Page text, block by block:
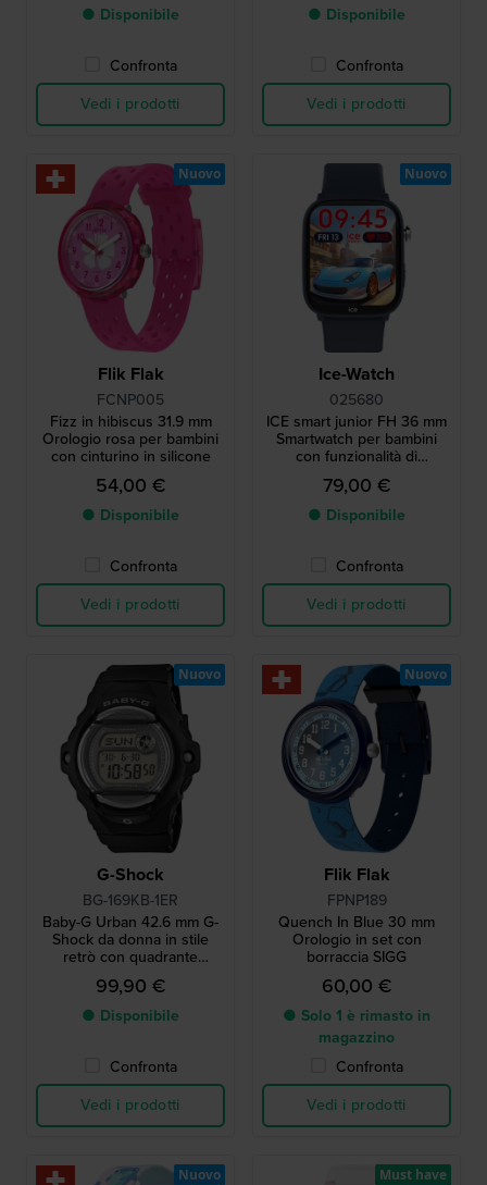
● Disponibile
Confronta
Vedi i prodotti
● Disponibile
Confronta
Vedi i prodotti
Flik Flak
FCNP005
Fizz in hibiscus 31.9 mm
Orologio rosa per bambini
con cinturino in silicone
54,00 €
● Disponibile
Confronta
Vedi i prodotti
Nuovo
Ice-Watch
025680
ICE smart junior FH 36 mm
Smartwatch per bambini
con funzionalità di
geolocalizzazione Android
Find Hub
79,00 €
● Disponibile
Confronta
Vedi i prodotti
Nuovo
G-Shock
BG-169KB-1ER
Baby-G Urban 42.6 mm G-
Shock da donna in stile
retrò con quadrante
glitterato
99,90 €
● Disponibile
Confronta
Vedi i prodotti
Nuovo
Flik Flak
FPNP189
Quench In Blue 30 mm
Orologio in set con
borraccia SIGG
60,00 €
● Solo 1 è rimasto in
magazzino
Confronta
Vedi i prodotti
Nuovo
Nuovo
Must have